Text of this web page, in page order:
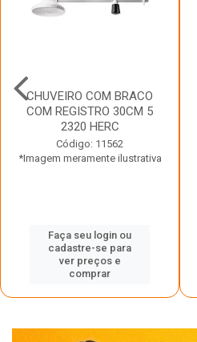
CHUVEIRO COM BRACO
COM REGISTRO 30CM 5
2320 HERC
Código: 11562
*Imagem meramente ilustrativa
Faça seu login ou
cadastre-se para
ver preços e
comprar